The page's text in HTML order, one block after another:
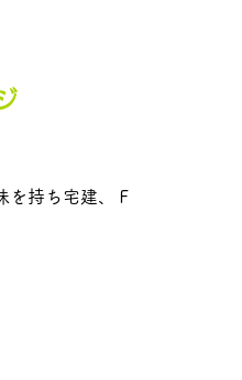
を持ち宅建、Ｆ